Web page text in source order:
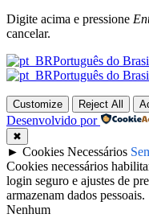
Digite acima e pressione
cancelar.
Português do
Português do
Customize Reject All
Desenvolvido por
✖
► Cookies Necessários
Cookies necessários
login seguro e ajustes de
armazenam dados pessoais.
Nenhum